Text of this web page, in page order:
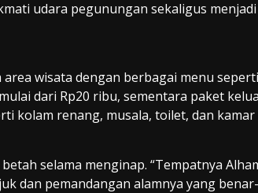
udara pegunungan sekaligus
wisata dengan berbagai menu
dari Rp20 ribu, sementara paket
kolam renang, musala, toilet, dan
selama menginap. “Tempatnya
dan pemandangan alamnya yang